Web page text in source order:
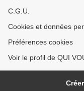
C.G.U.
Cookies et données
Préférences cookies
Voir le profil de QUI